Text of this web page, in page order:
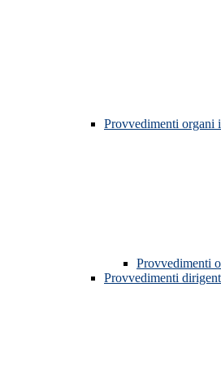
Provvedimenti organi
Provvedimenti
Provvedimenti